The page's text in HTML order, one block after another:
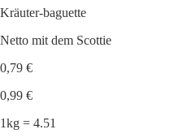
Kräuter-baguette
Netto mit dem Scottie
0,79 €
0,99 €
1kg = 4.51